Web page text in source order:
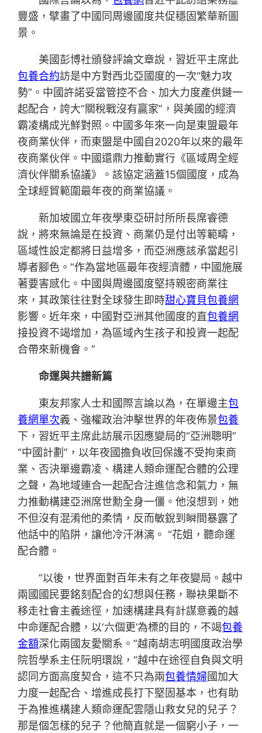
豐盛，擘畫了中國同周邊國度共促穩固繁華新圖
景。
美國彭博社頒發評論文章說，習近平主席此
包養合約訪是中方對西北亞國度的一次“魅力攻
勢”。中國許諾妥當管控不合、加大力度產供鏈一
起配合，誇大“關稅戰沒有贏家”，與美國的經濟
霸凌構成光鮮對照。中國多年來一向是東盟最年
夜商業伙伴，而東盟是中國自2020年以來的最年
夜商業伙伴。中國還鼎力推動實行《區域周全經
濟伙伴關系協議》。該協定涵蓋15個國度，成為
全球經貿範圍最年夜的商業協議。
新加坡國立年夜學東亞研討所所長席睿德
說，將來無論是在投資、商業仍是付出等範疇，
區域性設定都將日益增多，而亞洲應該承當起引
導者腳色。“作為當地區最年夜經濟體，中國施展
著要害感化。中國與周邊國度堅持親密商業往
來，其政策往往對全球發生即時甜心寶貝包養網
影響。近年來，中國對亞洲其他國度的直包養網
接投資不竭增加，為區域內生孩子和投資一起配
合帶來新機會。”
命運與共譜新篇
東友邦家人士和國際言論以為，在單邊主包
養網單次義、強權政治沖擊世界的年夜佈景包養
下，習近平主席此訪展示因應變局的“亞洲聰明”
“中國計劃”，以年夜國擔負收回保護不受拘束商
業、否決單邊霸凌、構建人類命運配合體的公理
之聲，為地域連合一起配合注進信念和氣力，無
力推動構建亞洲席世勳全身一僵。他沒想到，她
不但沒有混淆他的柔情，反而敏銳到瞬間暴露了
他話中的陷阱，讓他冷汗淋漓。 “花姐，聽命運
配合體。
“以後，世界面對百年未有之年夜變局。越中
兩國國民要銘刻配合的幻想與任務，聯袂果斷不
移走社會主義途徑，加速構建具有計謀意義的越
中命運配合體，以‘六個更’為標的目的，不竭包養
金額深化兩國友愛關系。”越南胡志明國度政治學
院哲學系主任阮明環說，“越中在途徑自負與文明
認同方面高度契合，這不只為兩包養情婦國加大
力度一起配合、增進成長打下堅固基本，也有助
于為推進構建人類命運配雲隱山救女兒的兒子？
那是個怎樣的兒子？他簡直就是一個窮小子，一